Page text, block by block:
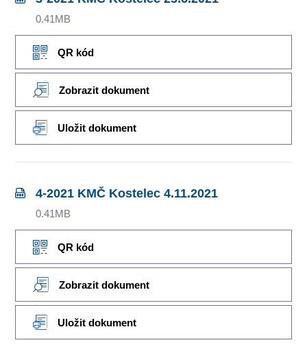
0.41MB
QR kód
Zobrazit dokument
Uložit dokument
4-2021 KMČ Kostelec 4.11.2021
0.41MB
QR kód
Zobrazit dokument
Uložit dokument